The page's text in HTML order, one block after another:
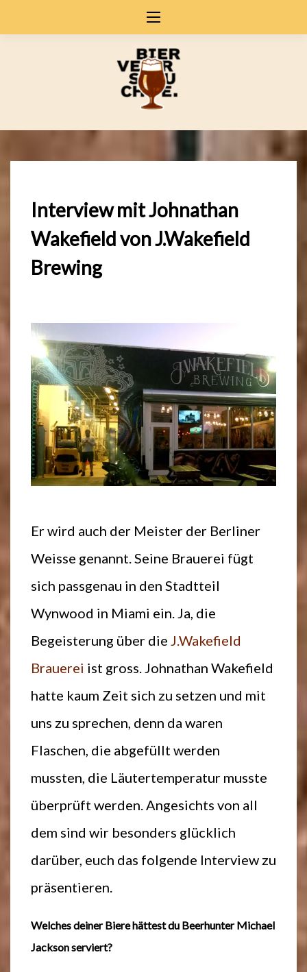
to
Interview mit Johnathan
Wakefield von J.Wakefield
Brewing
Er wird auch der Meister der Berliner
Weisse genannt. Seine Brauerei fügt
sich passgenau in den Stadtteil
Wynwood in Miami ein. Ja, die
Begeisterung über die J.Wakefield
Brauerei ist gross. Johnathan Wakefield
hatte kaum Zeit sich zu setzen und mit
uns zu sprechen, denn da waren
Flaschen, die abgefüllt werden
mussten, die Läutertemperatur musste
überprüft werden. Angesichts von all
dem sind wir besonders glücklich
darüber, euch das folgende Interview zu
präsentieren.
Welches deiner Biere hättest du Beerhunter Michael
Jackson serviert?